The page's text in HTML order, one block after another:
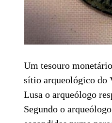
Um tesouro
sítio arqueológico do
Lusa o arqueólogo
Segundo o